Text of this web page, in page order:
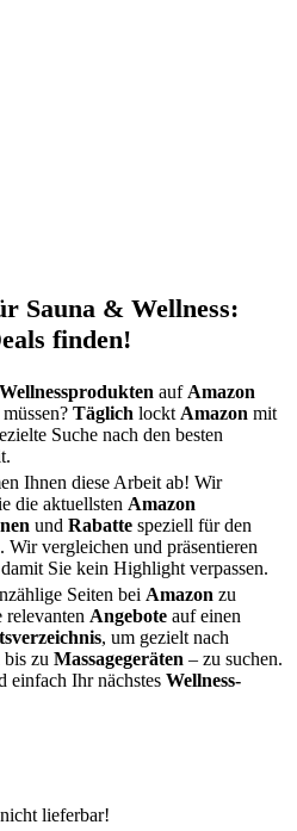
Sauna & Wellness:
finden!
auf Amazon
Täglich lockt Amazon mit
Suche nach den besten
Ihnen diese Arbeit ab! Wir
die aktuellsten Amazon
und Rabatte speziell für den
. Wir vergleichen und präsentieren
Sie kein Highlight verpassen.
Seiten bei Amazon zu
Angebote auf einen
, um gezielt nach
bis zu Massagegeräten – zu suchen.
einfach Ihr nächstes Wellness-
lieferbar!